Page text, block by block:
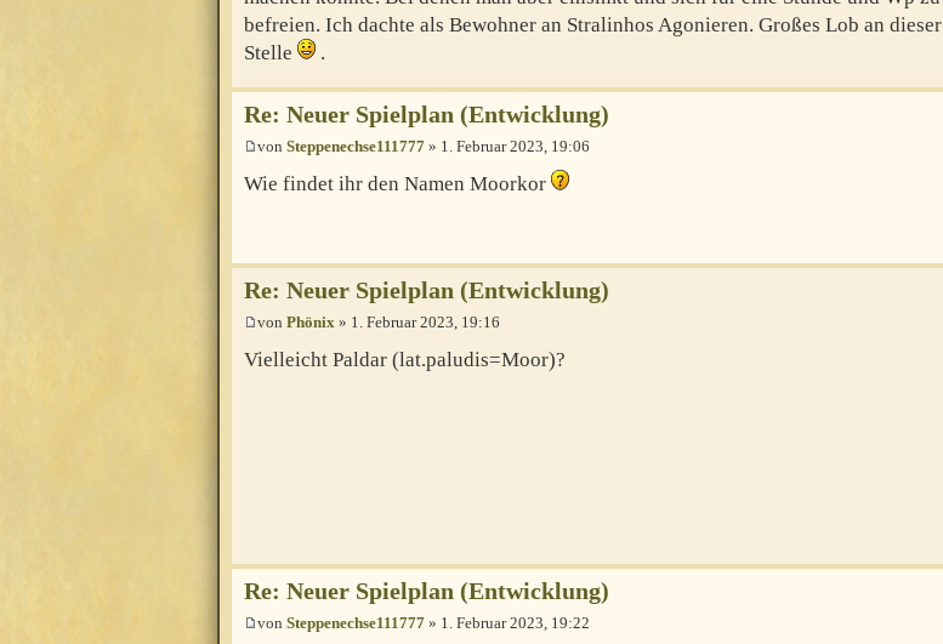
befreien. Ich dachte als Bewohner an Stralinhos Agonieren. Großes Lob an dieser
Stelle
.
Re: Neuer Spielplan (Entwicklung)
von Steppenechse111777 » 1. Februar 2023, 19:06
Wie findet ihr den Namen Moorkor
Re: Neuer Spielplan (Entwicklung)
von Phönix » 1. Februar 2023, 19:16
Vielleicht Paldar (lat.paludis=Moor)?
Re: Neuer Spielplan (Entwicklung)
von Steppenechse111777 » 1. Februar 2023, 19:22